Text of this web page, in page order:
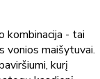
kombinacija - tai
vonios maišytuvai.
kurį